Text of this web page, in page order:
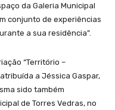
da Galeria Municipal
conjunto de experiências
a sua residência”.
“Território –
a Jéssica Gaspar,
sido também
de Torres Vedras, no